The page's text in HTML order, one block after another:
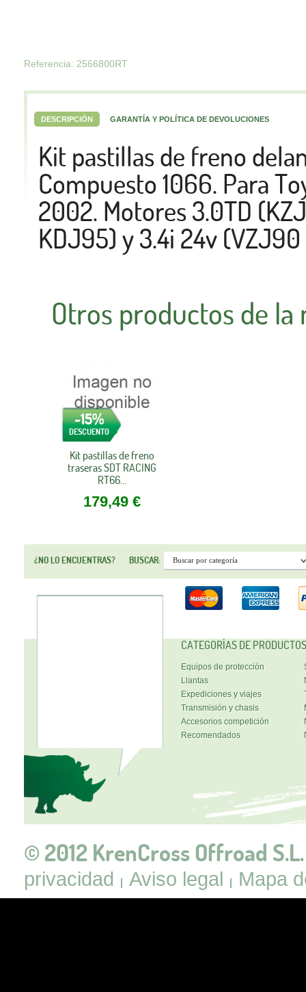
Referencia: 2566800RT
DESCRIPCIÓN GARANTÍA Y POLÍTICA DE DEVOLUCIONES
Kit pastillas de freno
Compuesto 1066. Para
2002. Motores 3.0TD
KDJ95) y 3.4i 24v
Otros productos de
NOVEDAD
-15%
DESCUENTO
Kit pastillas de freno
traseras SDT RACING
RT66...
179,49 €
¿NO LO ENCUENTRAS? BUSCAR:
CATEGORÍAS DE PRODUCTOS
Equipos de protección
Llantas
Expediciones y viajes
Transmisión y chasis
Accesorios competición
Recomendados
© 2012 KrenCross Offroad S.L.
privacidad Aviso legal Mapa